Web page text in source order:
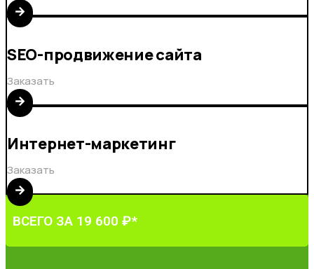
SEO-продвижение сайта
Заказать
Интернет-маркетинг
Заказать
ВСЕГО ЗА 19 600 ₽*